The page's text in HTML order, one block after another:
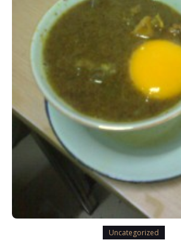
Uncategorized